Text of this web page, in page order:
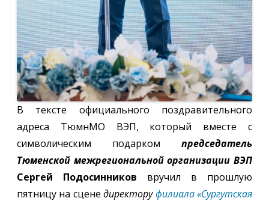
В тексте официального поздравительного
адреса ТюмнМО ВЭП, который вместе с
символическим подарком председатель
Тюменской межрегиональной организации ВЭП
Сергей Подосинников вручил в прошлую
пятницу на сценедиректоруфилиала «Сургутская